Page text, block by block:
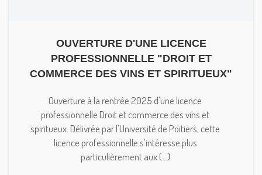
OUVERTURE D'UNE LICENCE
PROFESSIONNELLE "DROIT ET
COMMERCE DES VINS ET SPIRITUEUX"
Ouverture à la rentrée 2025 d'une licence
professionnelle Droit et commerce des vins et
spiritueux. Délivrée par l'Université de Poitiers, cette
licence professionnelle s'intéresse plus
particulièrement aux (...)